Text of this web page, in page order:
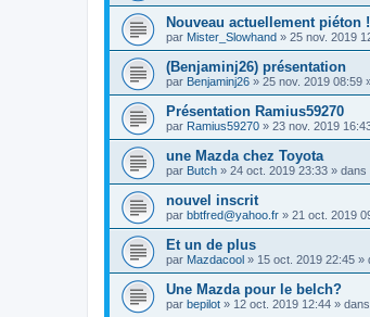
Nouveau actuellement piéton !
par Mister_Slowhand » 25 nov. 2019
(Benjaminj26) présentation
par Benjaminj26 » 25 nov. 2019 08:59
Présentation Ramius59270
par Ramius59270 » 23 nov. 2019
une Mazda chez Toyota
par Butch » 24 oct. 2019 23:33 » dans
nouvel inscrit
par bbtfred@yahoo.fr » 21 oct. 2019
Et un de plus
par Mazdacool » 15 oct. 2019 22:45 »
Une Mazda pour le belch?
par bepilot » 12 oct. 2019 12:44 » dans